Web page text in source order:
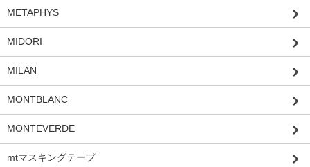
METAPHYS
MIDORI
MILAN
MONTBLANC
MONTEVERDE
mtマスキングテープ